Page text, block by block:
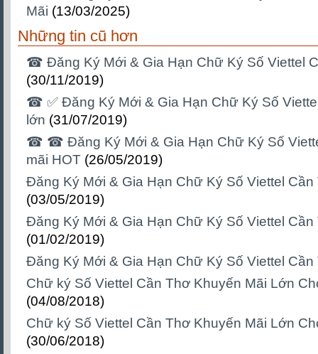
Mãi (13/03/2025)
Những tin cũ hơn
☎ Đăng Ký Mới & Gia Hạn Chữ Ký Số Viettel
(30/11/2019)
☎ ✅‎ Đăng Ký Mới & Gia Hạn Chữ Ký Số
lớn (31/07/2019)
☎ ☎ Đăng Ký Mới & Gia Hạn Chữ Ký Số
mãi HOT (26/05/2019)
Đăng Ký Mới & Gia Hạn Chữ Ký Số Viettel
(03/05/2019)
Đăng Ký Mới & Gia Hạn Chữ Ký Số Viettel
(01/02/2019)
Đăng Ký Mới & Gia Hạn Chữ Ký Số Viettel Cần
Chữ ký Số Viettel Cần Thơ Khuyến Mãi Lớn
(04/08/2018)
Chữ ký Số Viettel Cần Thơ Khuyến Mãi Lớn
(30/06/2018)